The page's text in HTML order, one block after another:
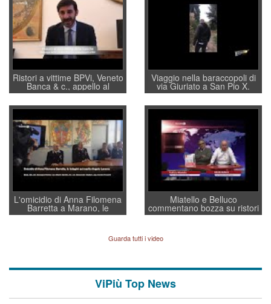
Ristori a vittime BPVi, Veneto
Banca & c., appello al
sottosegretario Alessio
Villarosa: per mettere ordine
convochi con Di Maio CNCU
a supporto della cabina di
regia al Mef
Viaggio nella baraccopoli di
via Giuriato a San Pio X.
Vicenza ai Vicentini: “faremo
un regalo di Natale ai
residenti”
L'omicidio di Anna Filomena
Barretta a Marano, le
indagini dei carabinieri di
Lavarra: più avvincenti di
quelle di... Barbara D'Urso
Miatello e Belluco
commentano bozza su ristori
BPVi e Veneto Banca
Guarda tutti i video
ViPiù Top News